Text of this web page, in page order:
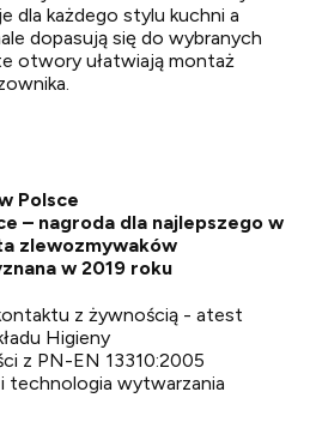
dla każdego stylu kuchni a
dopasują się do wybranych
otwory ułatwiają montaż
Polsce
– nagroda dla najlepszego w
zlewozmywaków
w 2019 roku
z żywnością - atest
Higieny
z PN-EN 13310:2005
technologia wytwarzania